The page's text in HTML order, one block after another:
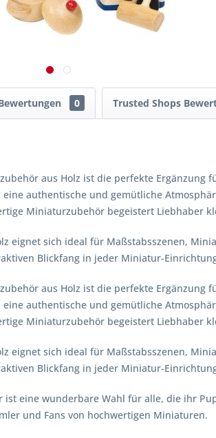
0 Trusted Shops
aus Holz ist die perfekte
authentische und gemütliche
Miniaturzubehör begeistert Liebhaber
eignet sich ideal für Maßstabsszenen,
Blickfang in jeder Miniatur-
aus Holz ist die perfekte
authentische und gemütliche
Miniaturzubehör begeistert Liebhaber
eignet sich ideal für Maßstabsszenen,
Blickfang in jeder Miniatur-
ist eine wunderbare Wahl für alle, die ihr
und Fans von hochwertigen Miniaturen.